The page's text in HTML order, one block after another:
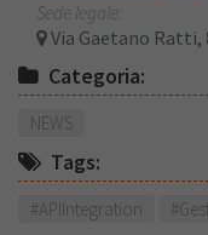
Sede legale:
Via Gaetano Ratti,
Categoria:
NEWS
Tags:
#APIIntegration